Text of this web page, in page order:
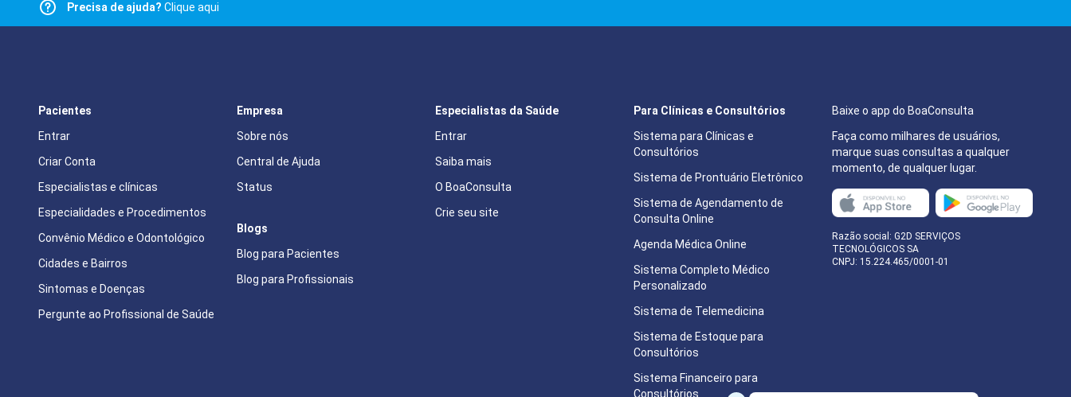
Precisa de ajuda? Clique aqui
Baixe o app do BoaConsulta
Faça como milhares de usuários,
marque suas consultas a qualquer
momento, de qualquer lugar.
Razão social: G2D SERVIÇOS
TECNOLÓGICOS SA
CNPJ: 15.224.465/0001-01
Pacientes
Entrar
Criar Conta
Especialistas e clínicas
Especialidades e Procedimentos
Convênio Médico e Odontológico
Cidades e Bairros
Sintomas e Doenças
Pergunte ao Profissional de Saúde
Empresa
Sobre nós
Central de Ajuda
Status
Blogs
Blog para Pacientes
Blog para Profissionais
Especialistas da Saúde
Entrar
Saiba mais
O BoaConsulta
Crie seu site
Para Clínicas e Consultórios
Sistema para Clínicas e
Consultórios
Sistema de Prontuário Eletrônico
Sistema de Agendamento de
Consulta Online
Agenda Médica Online
Sistema Completo Médico
Personalizado
Sistema de Telemedicina
Sistema de Estoque para
Consultórios
Sistema Financeiro para
Consultórios